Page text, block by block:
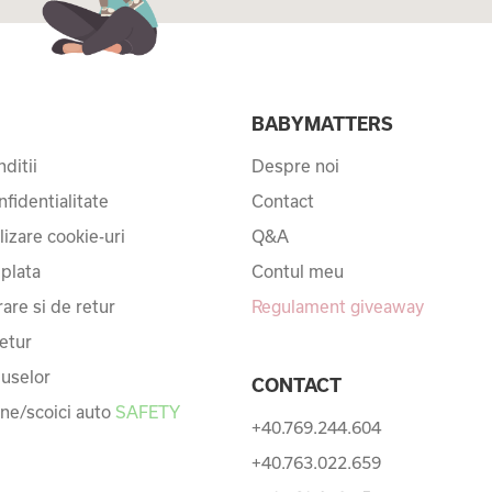
cookie-uri
si de retur
scoici auto SAFETY
BABYMATTERS
Despre noi
Contact
Q&A
Contul meu
Regulament giveaway
CONTACT
+40.769.244.604
+40.763.022.659